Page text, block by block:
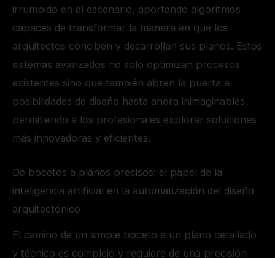
irrumpido en el escenario, aportando algoritmos
capaces de transformar la manera en que los
arquitectos conciben y desarrollan sus planos. Estos
sistemas avanzados no solo optimizan procesos
existentes sino que también abren la puerta a
posibilidades de diseño hasta ahora inimaginables,
permitiendo a los profesionales explorar soluciones
más innovadoras y eficientes.
De bocetos a planos precisos: el papel de la
inteligencia artificial en la automatización del diseño
arquitectónico
El camino de un simple boceto a un plano detallado
y técnico es complejo y requiere de una precisión